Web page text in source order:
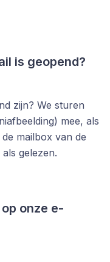
is geopend?
zijn? We sturen
mee, als
mailbox van de
gelezen.
onze e-